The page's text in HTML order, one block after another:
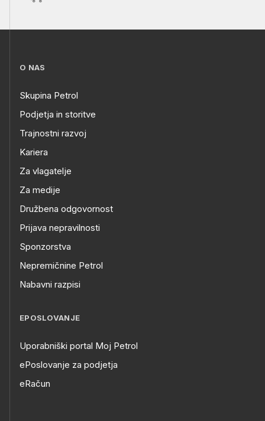
O NAS
Skupina Petrol
Podjetja in storitve
Trajnostni razvoj
Kariera
Za vlagatelje
Za medije
Družbena odgovornost
Prijava nepravilnosti
Sponzorstva
Nepremičnine Petrol
Nabavni razpisi
EPOSLOVANJE
Uporabniški portal Moj Petrol
ePoslovanje za podjetja
eRačun